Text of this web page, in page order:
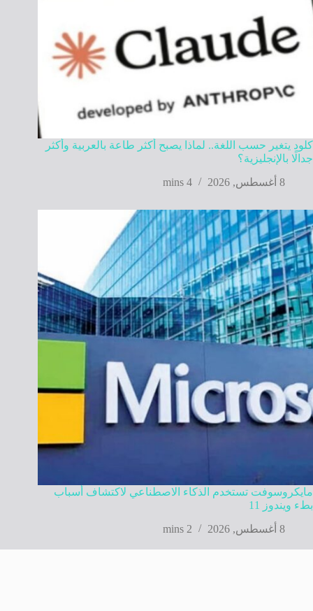
كلود يتغير حسب اللغة.. لماذا يصبح أكثر طاعة بالعربية وأكثر
جدالًا بالإنجليزية؟
8 أغسطس, 2026
4 mins
مايكروسوفت تستخدم الذكاء الاصطناعي لاكتشاف أسباب
بطء ويندوز 11
8 أغسطس, 2026
2 mins